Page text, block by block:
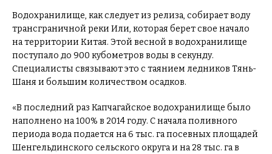
Водохранилище, как следует из релиза, собирает воду
трансграничной реки Или, которая берет свое начало
на территории Китая. Этой весной в водохранилище
поступало до 900 кубометров воды в секунду.
Специалисты связывают это с таянием ледников Тянь-
Шаня и большим количеством осадков.
«В последний раз Капчагайское водохранилище было
наполнено на 100% в 2014 году. С начала поливного
периода вода подается на 6 тыс. га посевных площадей
Шенгельдинского сельского округа и на 28 тыс. га в